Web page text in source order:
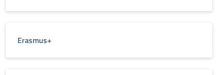
Erasmus+